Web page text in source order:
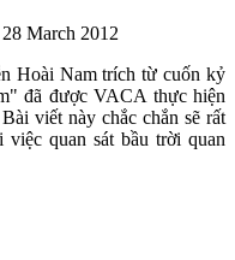
28 March 2012
Hoài Nam trích từ cuốn kỷ
đã được VACA thực hiện
viết này chắc chắn sẽ rất
quan sát bầu trời quan